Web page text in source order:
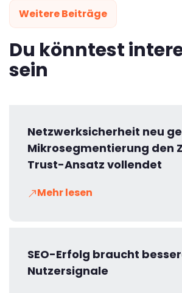
Weitere Beiträge
Du könntest
sein
Netzwerksicherheit neu
Mikrosegmentierung den
Trust-Ansatz vollendet
Mehr lesen
SEO-Erfolg braucht
Nutzersignale